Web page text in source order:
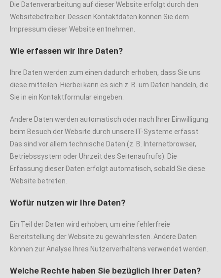
Die Datenverarbeitung auf dieser Website erfolgt durch den
Websitebetreiber. Dessen Kontaktdaten können Sie dem
Impressum dieser Website entnehmen.
Wie erfassen wir Ihre Daten?
Ihre Daten werden zum einen dadurch erhoben, dass Sie uns
diese mitteilen. Hierbei kann es sich z. B. um Daten handeln, die
Sie in ein Kontaktformular eingeben.
Andere Daten werden automatisch oder nach Ihrer Einwilligung
beim Besuch der Website durch unsere IT-Systeme erfasst.
Das sind vor allem technische Daten (z. B. Internetbrowser,
Betriebssystem oder Uhrzeit des Seitenaufrufs). Die
Erfassung dieser Daten erfolgt automatisch, sobald Sie diese
Website betreten.
Wofür nutzen wir Ihre Daten?
Ein Teil der Daten wird erhoben, um eine fehlerfreie
Bereitstellung der Website zu gewährleisten. Andere Daten
können zur Analyse Ihres Nutzerverhaltens verwendet werden.
Welche Rechte haben Sie bezüglich Ihrer Daten?